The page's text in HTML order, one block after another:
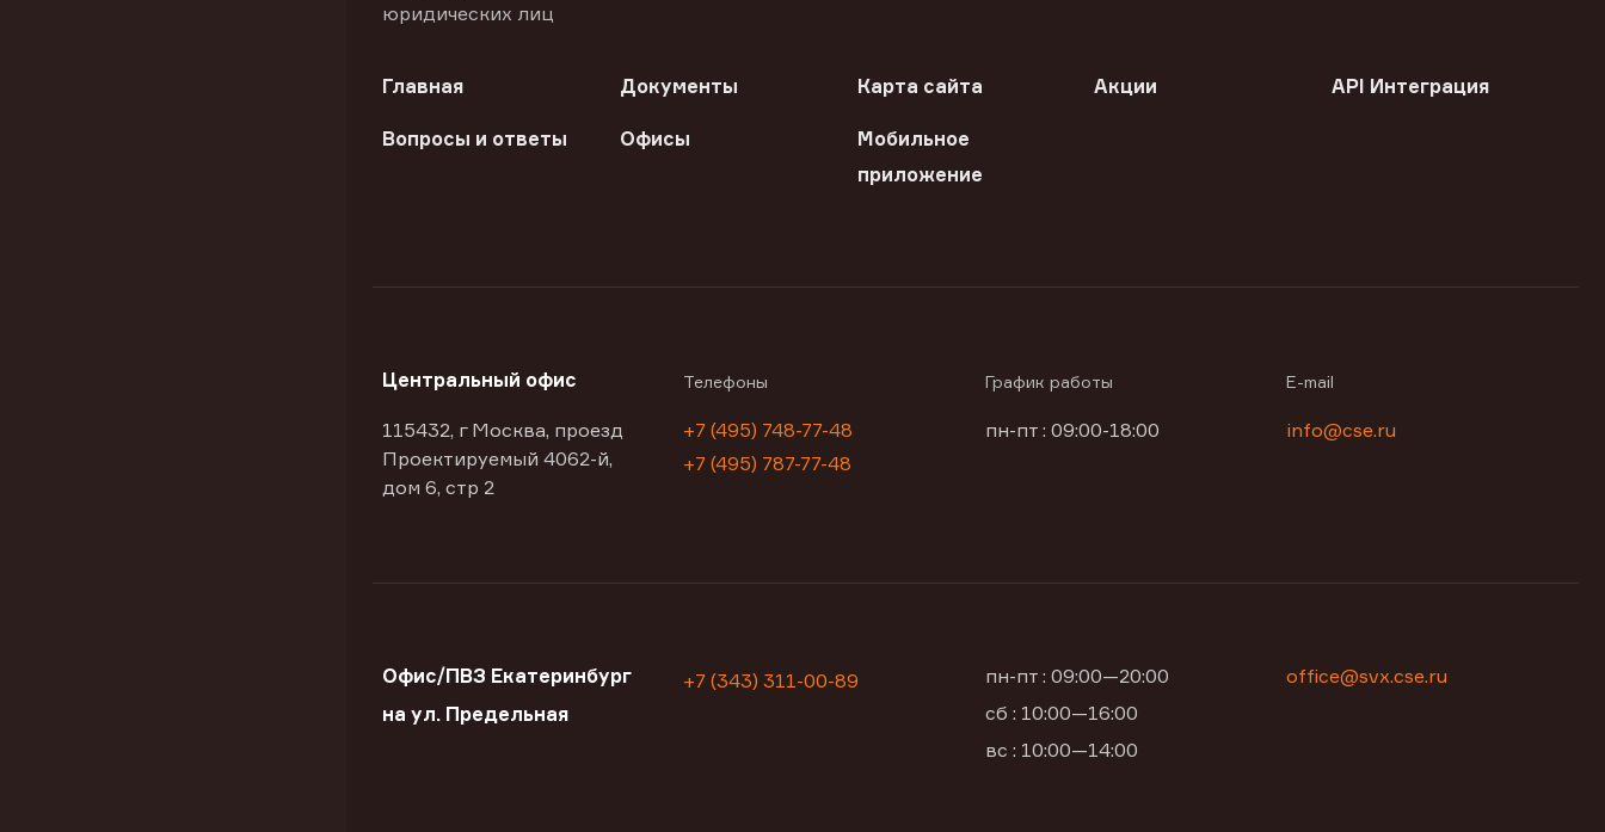
юридических лиц
Главная Документы Карта сайта Акции API Интеграция
Вопросы и ответы Офисы
Мобильное
приложение
Центральный офис
115432, г Москва, проезд
Проектируемый 4062-й,
дом 6, стр 2
Телефоны
+7 (495) 748-77-48
+7 (495) 787-77-48
График работы
пн-пт : 09:00-18:00
E-mail
info@cse.ru
Офис/ПВЗ Екатеринбург
на ул. Предельная
+7 (343) 311-00-89
пн-пт : 09:00—20:00
сб : 10:00—16:00
вс : 10:00—14:00
office@svx.cse.ru